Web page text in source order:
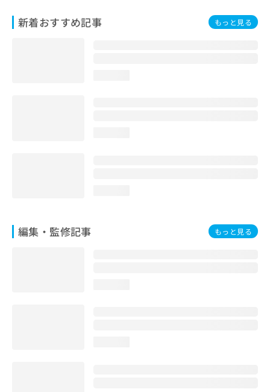
新着おすすめ記事 もっと見る
編集・監修記事 もっと見る
問